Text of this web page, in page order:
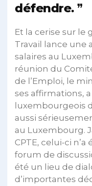
défendre.
Et la cerise sur le
Travail lance une
salaires au
réunion du
de l’Emploi, le
ses affirmations,
luxembourgeois
aussi
au Luxembourg.
CPTE, celui-ci
forum de
été un lieu de
d’importantes